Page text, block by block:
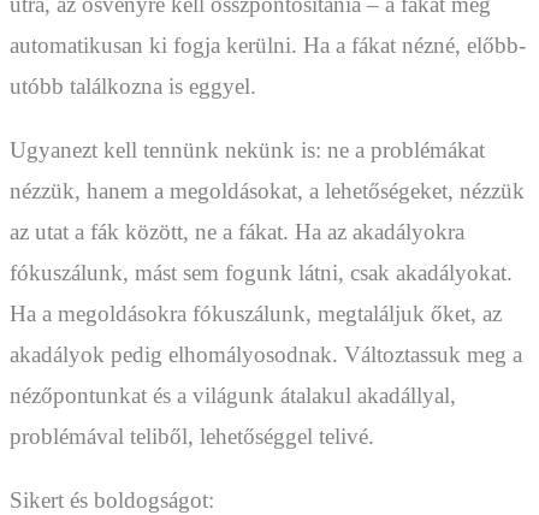
automatikusan ki fogja kerülni. Ha a fákat nézné, előbb-
utóbb találkozna is eggyel.
Ugyanezt kell tennünk nekünk is: ne a problémákat
nézzük, hanem a megoldásokat, a lehetőségeket, nézzük
az utat a fák között, ne a fákat. Ha az akadályokra
fókuszálunk, mást sem fogunk látni, csak akadályokat.
Ha a megoldásokra fókuszálunk, megtaláljuk őket, az
akadályok pedig elhomályosodnak. Változtassuk meg a
nézőpontunkat és a világunk átalakul akadállyal,
problémával teliből, lehetőséggel telivé.
Sikert és boldogságot: